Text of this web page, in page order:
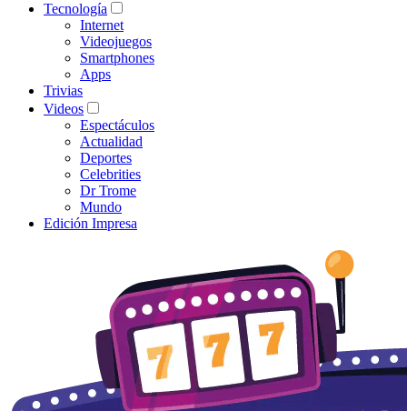
Tecnología
Internet
Videojuegos
Smartphones
Apps
Trivias
Videos
Espectáculos
Actualidad
Deportes
Celebrities
Dr Trome
Mundo
Edición Impresa